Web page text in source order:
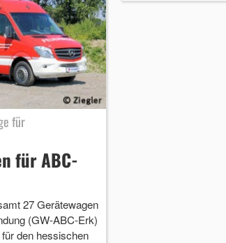
für
für ABC-
27 Gerätewagen
(GW-ABC-Erk)
den hessischen